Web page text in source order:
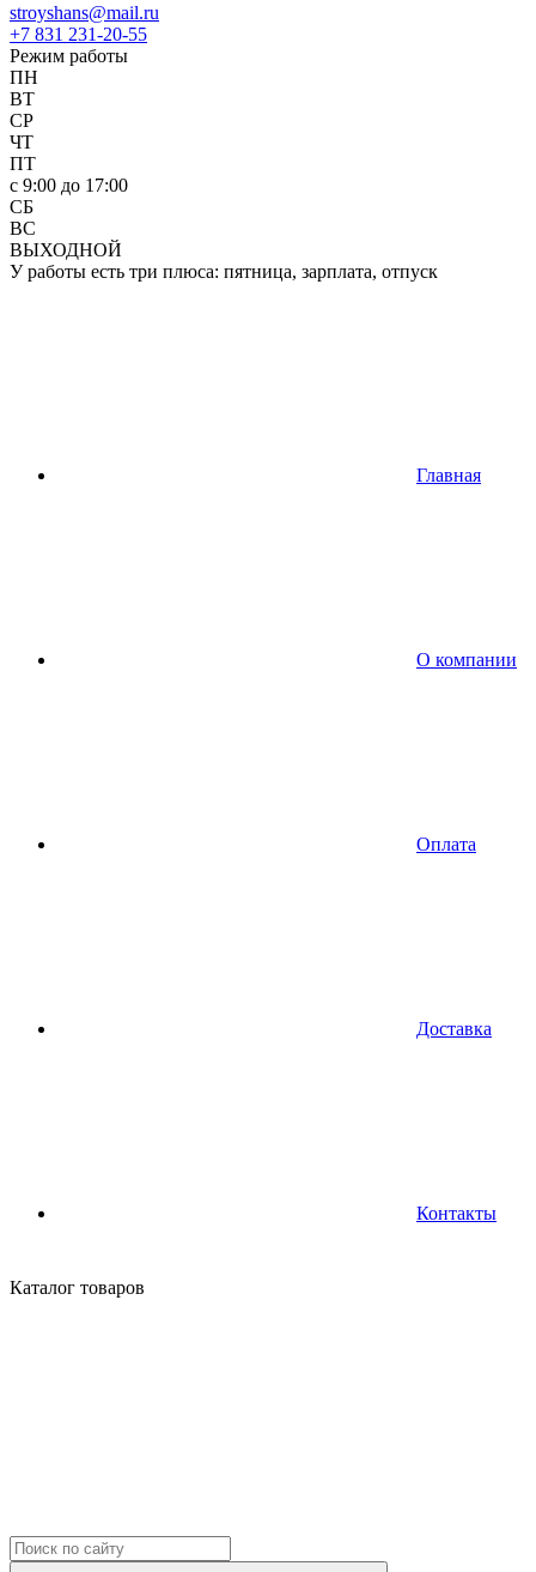
stroyshans@mail.ru
+7 831 231-20-55
Режим работы
ПН
ВТ
СР
ЧТ
ПТ
c 9:00 до 17:00
СБ
ВС
ВЫХОДНОЙ
У работы есть три плюса: пятница, зарплата, отпуск
Главная
О компании
Оплата
Доставка
Контакты
Каталог товаров